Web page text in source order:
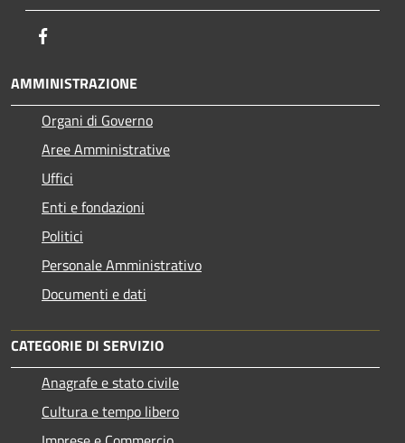
AMMINISTRAZIONE
Organi di Governo
Aree Amministrative
Uffici
Enti e fondazioni
Politici
Personale Amministrativo
Documenti e dati
CATEGORIE DI SERVIZIO
Anagrafe e stato civile
Cultura e tempo libero